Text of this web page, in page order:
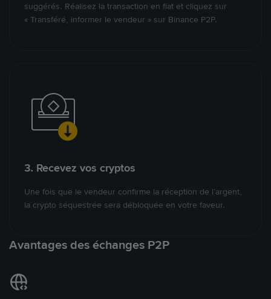
suggérés. Réalisez la transaction en fiat et cliquez sur
« Transféré, informer le vendeur » sur Binance P2P.
3. Recevez vos cryptos
Une fois que le vendeur confirme la réception de l’argent,
la crypto séquestrée sera débloquée en votre faveur.
Avantages des échanges P2P